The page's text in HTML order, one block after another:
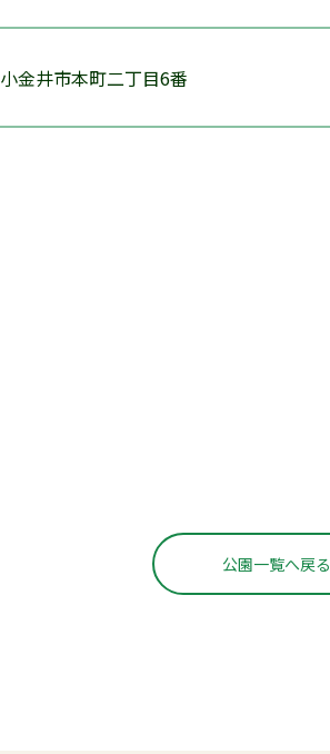
小金井市本町二丁目6番
公園一覧へ戻る